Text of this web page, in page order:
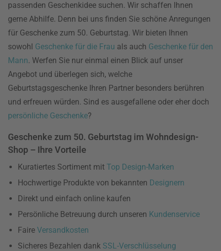
passenden Geschenkidee suchen. Wir schaffen Ihnen
gerne Abhilfe. Denn bei uns finden Sie schöne Anregungen
für Geschenke zum 50. Geburtstag. Wir bieten Ihnen
sowohl Geschenke für die Frau als auch Geschenke für den
Mann. Werfen Sie nur einmal einen Blick auf unser
Angebot und überlegen sich, welche
Geburtstagsgeschenke Ihren Partner besonders berühren
und erfreuen würden. Sind es ausgefallene oder eher doch
persönliche Geschenke?
Geschenke zum 50. Geburtstag im Wohndesign-
Shop – Ihre Vorteile
Kuratiertes Sortiment mit Top Design-Marken
Hochwertige Produkte von bekannten Designern
Direkt und einfach online kaufen
Persönliche Betreuung durch unseren Kundenservice
Faire Versandkosten
Sicheres Bezahlen dank SSL-Verschlüsselung